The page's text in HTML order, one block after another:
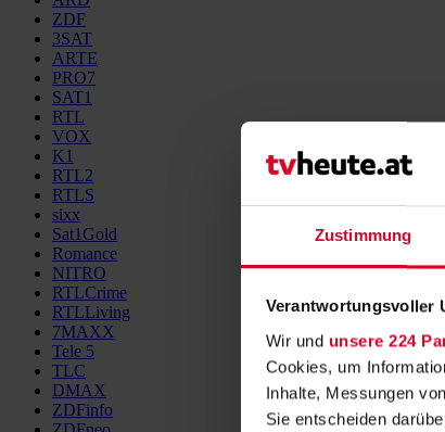
Zustimmung
Verantwortungsvoller
Wir und unsere 224
Cookies, um
Inhalte, Messungen
Sie entscheiden
ZDF
3SAT
ARTE
PRO7
SAT1
RTL
VOX
K1
RTL2
RTLS
sixx
Sat1Gold
Romance
NITRO
RTLCrime
RTLLiving
7MAXX
Tele 5
TLC
DMAX
ZDFinfo